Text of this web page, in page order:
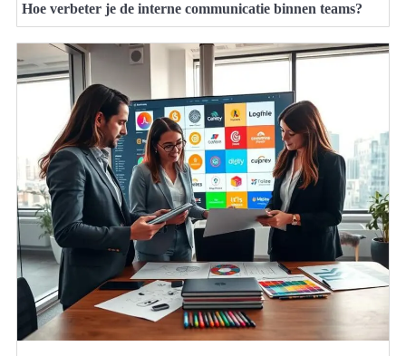
Hoe verbeter je de interne communicatie binnen teams?